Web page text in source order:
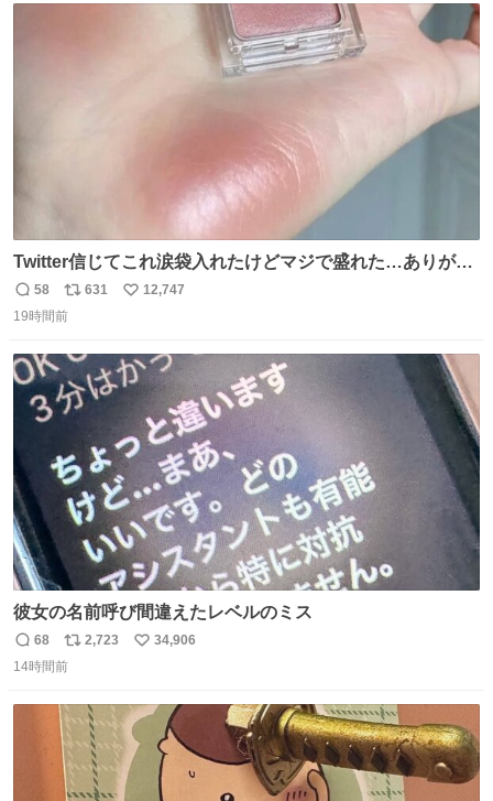
Twitter信じてこれ涙袋入れたけどマジで盛れた…ありがと
う…
返
信
58
リ
ポ
ト
数
631
い
数
12,747
19時間前
彼女の名前呼び間違えたレベルのミス
返
信
68
リ
ポ
ト
数
2,723
い
数
34,906
14時間前